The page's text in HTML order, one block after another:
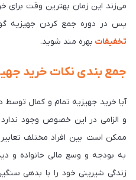
می‌زند این زمان بهترین وقت
پس در دوره جمع کردن جهیزیه
تخفیفات بهره مند شوید.
جمع بندی نکات خرید
آیا خرید جهیزیه تمام و کمال
و الزامی در این خصوص وجود
ممکن است بین افراد مختلف
به بودجه و وسع مالی خانواده و
زندگی شیرینی خود را با بدهی